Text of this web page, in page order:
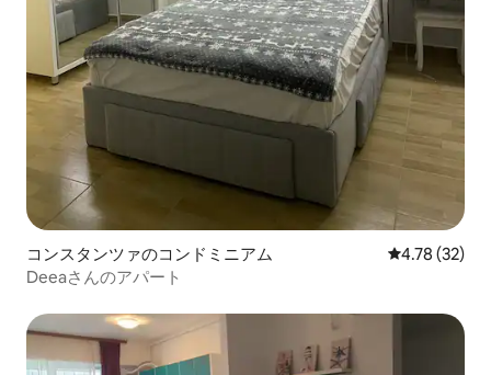
コンスタンツァのコンドミニアム レビュー32
4.78 (32)
Deeaさんのアパート